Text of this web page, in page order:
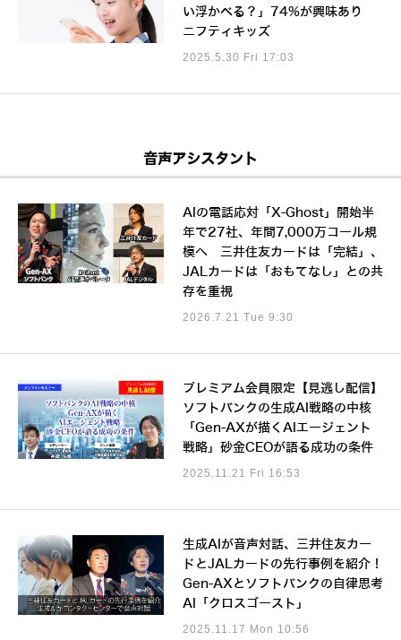
い浮かべる？」74%が興味あり
ニフティキッズ
2025.5.30 Fri 17:03
音声アシスタント
AIの電話応対「X-Ghost」開始半
年で27社、年間7,000万コール規
模へ 三井住友カードは「完結」、
JALカードは「おもてなし」との共
存を重視
2026.7.21 Tue 9:30
プレミアム会員限定【見逃し配信】
ソフトバンクの生成AI戦略の中核
「Gen-AXが描くAIエージェント
戦略」砂金CEOが語る成功の条件
2025.11.21 Fri 16:53
生成AIが音声対話、三井住友カー
ドとJALカードの先行事例を紹介！
Gen-AXとソフトバンクの自律思考
AI「クロスゴースト」
2025.11.17 Mon 10:56